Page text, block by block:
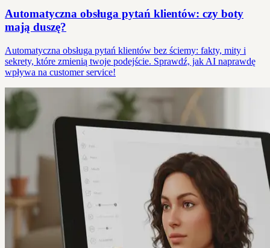
Automatyczna obsługa pytań klientów: czy boty
mają duszę?
Automatyczna obsługa pytań klientów bez ściemy: fakty, mity i
sekrety, które zmienią twoje podejście. Sprawdź, jak AI naprawdę
wpływa na customer service!